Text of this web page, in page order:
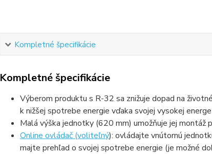
Kompletné špecifikácie
Kompletné špecifikácie
Výberom produktu s R-32 sa znižuje dopad na
k nižšej spotrebe energie vďaka svojej vysokej
Malá výška jednotky (620 mm) umožňuje jej montáž
Online ovládač (voliteľný): ovládajte vnútornú
majte prehľad o svojej spotrebe energie (je možné